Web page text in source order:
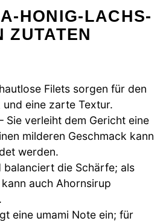
HONIG-LACHS-
ZUTATEN
Filets sorgen für den
eine zarte Textur.
Sie verleiht dem Gericht eine
milderen Geschmack kann
werden.
balanciert die Schärfe; als
auch Ahornsirup
eine umami Note ein; für